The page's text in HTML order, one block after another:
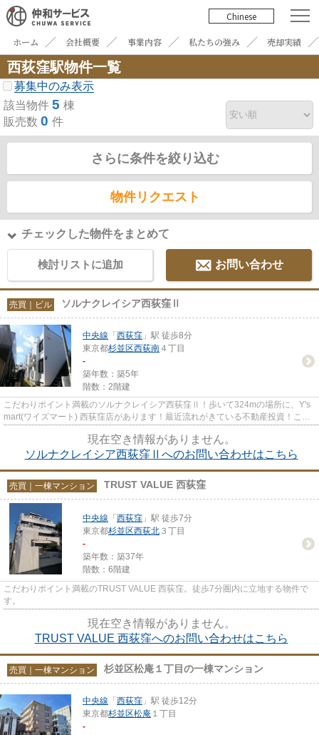
Chinese
ホーム 会社概要 事業内容 私たちの強み 売却実績
西荻窪駅物件一覧
募集中のみ表示
該当物件 5 棟
販売数 0 件
さらに条件を絞り込む
物件リクエスト
チェックした物件をまとめて
検討リストに追加 お問い合わせ
売買｜ビル ソルナクレイシア西荻窪Ⅱ
中央線 「 西荻窪 」駅 徒歩8分
東京都杉並区西荻南 ４丁目
-
築年数：築5年
階数：2階建
こだわりポイント満載のソルナクレイシア西荻窪Ⅱ！歩いて324mの場所に、Y's
mart(ワイズマート) 西荻窪店があります！最近流れがきている不動産投資！こち
現在空き情報がありません。
ソルナクレイシア西荻窪Ⅱへのお問い合わせはこちら
売買｜一棟マンション TRUST VALUE 西荻窪
中央線 「 西荻窪 」駅 徒歩7分
東京都杉並区西荻北 ３丁目
-
築年数：築37年
階数：6階建
こだわりポイント満載のTRUST VALUE 西荻窪。徒歩7分圏内に立地する物件で
す。
現在空き情報がありません。
TRUST VALUE 西荻窪へのお問い合わせはこちら
売買｜一棟マンション 杉並区松庵１丁目の一棟マンション
中央線 「 西荻窪 」駅 徒歩12分
東京都杉並区松庵 １丁目
-